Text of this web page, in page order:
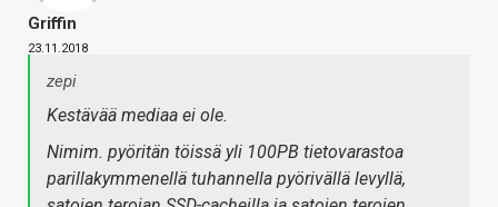
Griffin
23.11.2018
zepi
Kestävää mediaa ei ole.
Nimim. pyöritän töissä yli 100PB tietovarastoa
parillakymmenellä tuhannella pyörivällä levyllä,